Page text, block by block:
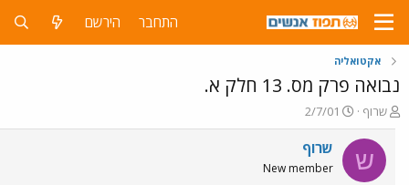
התחבר הירשם
אקטואליה
נבואה פרק מס. 13 חלק א.
פ
ו
ת
ח
ה
שרוף
פ
ו
2/7/01
ש שרוף
New member